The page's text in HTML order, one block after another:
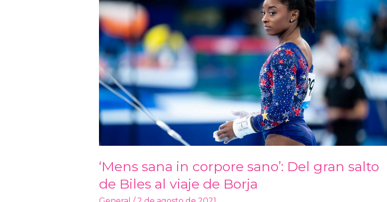
‘Mens sana in corpore sano’: Del gran salto
de Biles al viaje de Borja
in
corpore
sano’:
Del
gran
salto
de
Biles
al
viaje
de